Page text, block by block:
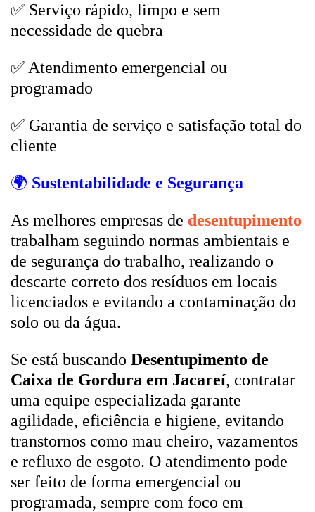
✅ Serviço rápido, limpo e sem
necessidade de quebra
✅ Atendimento emergencial ou
programado
✅ Garantia de serviço e satisfação total do
cliente
🌍 Sustentabilidade e Segurança
As melhores empresas de desentupimento
trabalham seguindo normas ambientais e
de segurança do trabalho, realizando o
descarte correto dos resíduos em locais
licenciados e evitando a contaminação do
solo ou da água.
Se está buscando Desentupimento de
Caixa de Gordura em Jacareí, contratar
uma equipe especializada garante
agilidade, eficiência e higiene, evitando
transtornos como mau cheiro, vazamentos
e refluxo de esgoto. O atendimento pode
ser feito de forma emergencial ou
programada, sempre com foco em